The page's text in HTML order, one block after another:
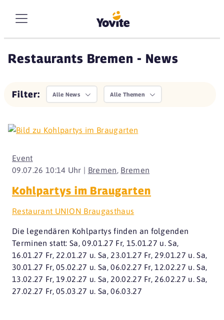
Restaurants Bremen - News
Filter: Alle News Alle Themen
09.07.26 10:14 Uhr | Bremen, Bremen
Event
Kohlpartys im Braugarten
Restaurant UNION Braugasthaus
Die legendären Kohlpartys finden an folgenden
Terminen statt: Sa, 09.01.27 Fr, 15.01.27 u. Sa,
16.01.27 Fr, 22.01.27 u. Sa, 23.01.27 Fr, 29.01.27 u. Sa,
30.01.27 Fr, 05.02.27 u. Sa, 06.02.27 Fr, 12.02.27 u. Sa,
13.02.27 Fr, 19.02.27 u. Sa, 20.02.27 Fr, 26.02.27 u. Sa,
27.02.27 Fr, 05.03.27 u. Sa, 06.03.27